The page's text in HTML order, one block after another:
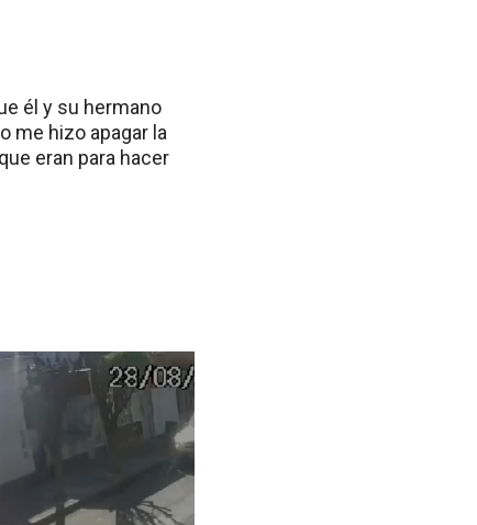
él y su hermano
me hizo apagar la
eran para hacer